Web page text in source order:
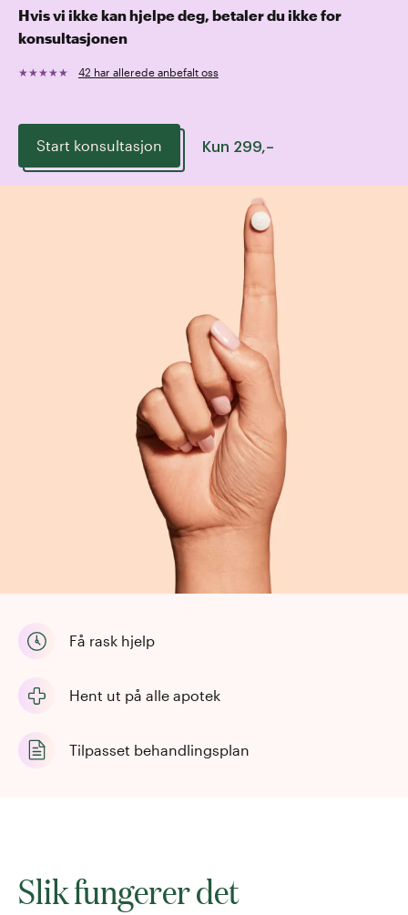
Hvis vi ikke kan hjelpe deg, betaler du ikke for
konsultasjonen
★★★★★ 42 har allerede anbefalt oss
Start konsultasjon Kun 299,–
Få rask hjelp
Hent ut på alle apotek
Tilpasset behandlingsplan
Slik fungerer det